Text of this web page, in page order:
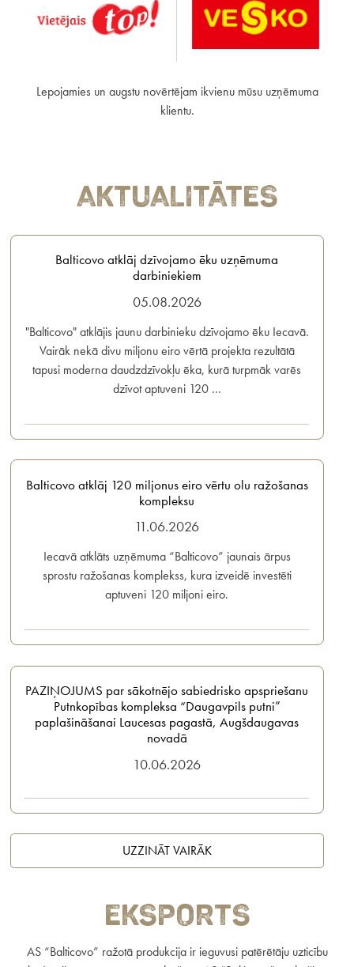
Lepojamies un augstu novērtējam ikvienu mūsu uzņēmuma
klientu.
Aktualitātes
Balticovo atklāj dzīvojamo ēku uzņēmuma
darbiniekiem
05.08.2026
"Balticovo" atklājis jaunu darbinieku dzīvojamo ēku Iecavā.
Vairāk nekā divu miljonu eiro vērtā projekta rezultātā
tapusi moderna daudzdzīvokļu ēka, kurā turpmāk varēs
dzīvot aptuveni 120 …
Balticovo atklāj 120 miljonus eiro vērtu olu ražošanas
kompleksu
11.06.2026
Iecavā atklāts uzņēmuma “Balticovo” jaunais ārpus
sprostu ražošanas komplekss, kura izveidē investēti
aptuveni 120 miljoni eiro.
PAZIŅOJUMS par sākotnējo sabiedrisko apspriešanu
Putnkopības kompleksa “Daugavpils putni”
paplašināšanai Laucesas pagastā, Augšdaugavas
novadā
10.06.2026
UZZINĀT VAIRĀK
Eksports
AS “Balticovo” ražotā produkcija ir ieguvusi patērētāju uzticību